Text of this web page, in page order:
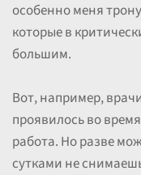
особенно меня
которые в
большим.
Вот, например,
проявилось во
работа. Но разве
сутками не